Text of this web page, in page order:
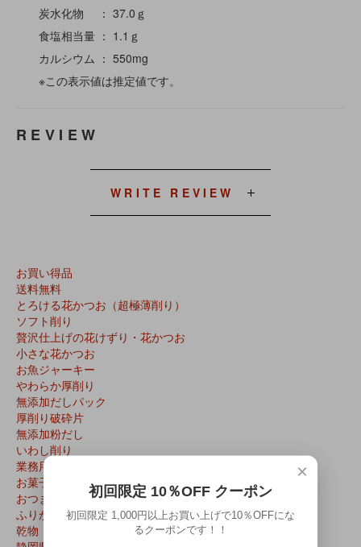
炭水化物 ： 37.0ｇ
食塩相当量 ： 1.1ｇ
カルシウム ： 550mg
※この表示値は推定値です。
REVIEW
WRITE REVIEW
お買い得品
送料無料
とろける花かつお（超極薄削り）
ソフト削り
贅沢仕上げの花けずり・花かつお
小さな花かつお
お魚ジャーキー
やわらか厚削り
無添加だしパック
厚削り破砕片
無添加粉だし
いわし削り
業務用
お菓子
おつまみ
ふりかけ
乾物
×
初回限定 10％OFF クーポン
初回限定 1,000円以上お買い上げで10％OFFにな
るクーポンです！！